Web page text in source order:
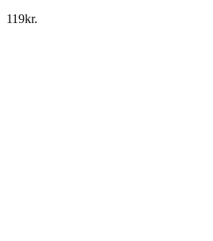
119kr.